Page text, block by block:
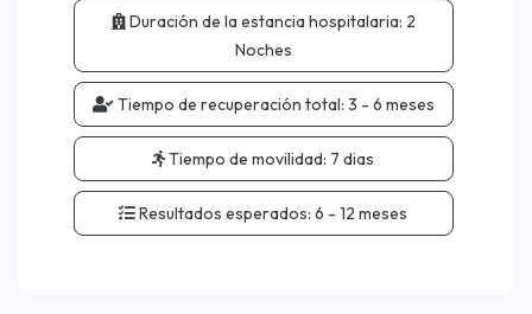
Duración de la estancia hospitalaria: 2
Noches
Tiempo de recuperación total: 3 - 6 meses
Tiempo de movilidad: 7 dias
Resultados esperados: 6 - 12 meses